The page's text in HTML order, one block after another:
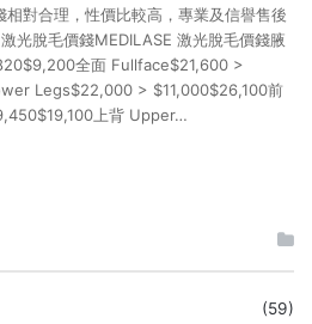
相對合理，性價比較高，專業及信譽售後
光脫毛價錢MEDILASE 激光脫毛價錢腋
全面 Fullface$21,600 >
Legs$22,000 > $11,000$26,100前
上背 Upper…
(59)